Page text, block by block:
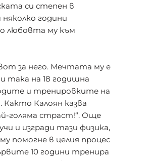
си степен в
години
любовта му към
за него. Мечтата му е
така на 18 годишна
и тренировките на
Калоян казва
голяма страст!“. Още
и изгради тази физика,
помогне в целия процес
10 години тренира